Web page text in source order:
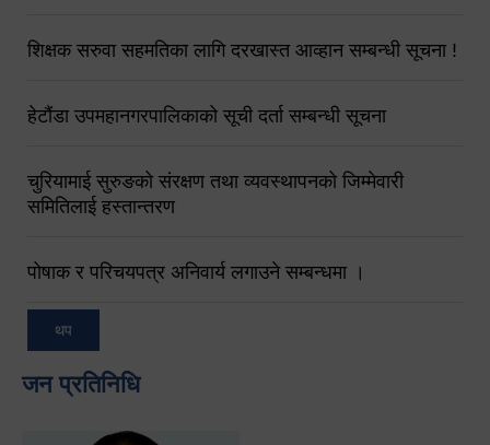
शिक्षक सरुवा सहमतिका लागि दरखास्त आव्हान सम्बन्धी सूचना !
हेटौंडा उपमहानगरपालिकाको सूची दर्ता सम्बन्धी सूचना
चुरियामाई सुरुङको संरक्षण तथा व्यवस्थापनको जिम्मेवारी
समितिलाई हस्तान्तरण
पोषाक र परिचयपत्र अनिवार्य लगाउने सम्बन्धमा ।
थप
जन प्रतिनिधि